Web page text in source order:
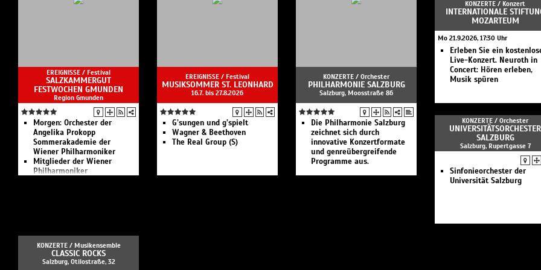
#Paradies auf Erden
Anonymous: Dindirindin
#Liebesleid und Trauer
Claudio Monteverdi: Lamento della ninfa
Rossino Mantovano (1505-1511): Lirum bililirum
Thomas Morley (1567-1643): Now ist he month
EREIGNISSE / Festival
SALZKAMMERGUT
FESTWOCHEN GMUNDEN
Region Gmunden
Morgen: Orchester der
Angelika Prokopp
Sommerakademie der
Wiener Philharmoniker
Mitglieder der Wiener
Philharmoniker
EREIGNISSE / Festival
MUSIKSOMMER ST. LEONHARD
16.7. bis 27.8.2026
G’sungen und g’spielt
Wagner & Beethoven
The Real Group (S)
KONZERTE / Orchester
PHILHARMONIE SALZBURG
Salzburg, Moosstraße 86
Die Philharmonie Salzburg
zeichnet sich durch
innovative Konzertformate
und genreübergreifende
Programme aus.
KONZERTE / Konzert
INTERNATIONALE
MOZARTEUM
Mo 21.9.2026, 17:30 Uhr
Erleben Sie ein
Live-Konzert. Neuroth in
Concert: Hören erleben,
Musik spüren
KONZERTE / Orchester
UNIVERSITÄTSORCHESTER
SALZBURG
Salzburg, Rupertgasse 7
Sinfonieorchester der
Universität Salzburg
KONZERTE / Musikensemble
CLASSIC ROCKS
Salzburg, Otilostraße, 32